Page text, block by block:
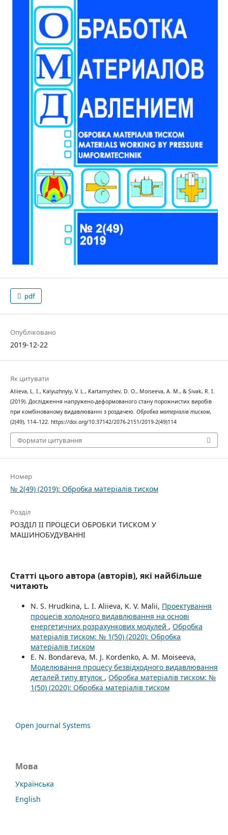
pdf
Опубліковано
2019-12-22
Як цитувати
Aliieva, L. I., Kalyuzhnyiy, V. L., Kartamyshev, D. O., Moiseeva, A. M., & Sivak, R. I.
(2019). Дослідження напружено-деформованого стану порожнистих виробів
при комбінованому видавлюванні з роздачею. Обробка матеріалів тиском,
(2(49), 114–122. https://doi.org/10.37142/2076-2151/2019-2(49)114
Формати цитування
Номер
№ 2(49) (2019): Обробка матеріалів тиском
Розділ
РОЗДІЛ II ПРОЦЕСИ ОБРОБКИ ТИСКОМ У
МАШИНОБУДУВАННІ
Статті цього автора (авторів), які найбільше
читають
N. S. Hrudkina, L. I. Aliieva, K. V. Malii, Проектування
процесів холодного видавлювання на основі
енергетичних розрахункових модулей , Обробка
матеріалів тиском: № 1(50) (2020): Обробка
матеріалів тиском
E. N. Bondareva, M. J. Kordenko, A. M. Moiseeva,
Моделювання процесу безвідходного видавлювання
деталей типу втулок , Обробка матеріалів тиском: №
1(50) (2020): Обробка матеріалів тиском
Open Journal Systems
Мова
Українська
English